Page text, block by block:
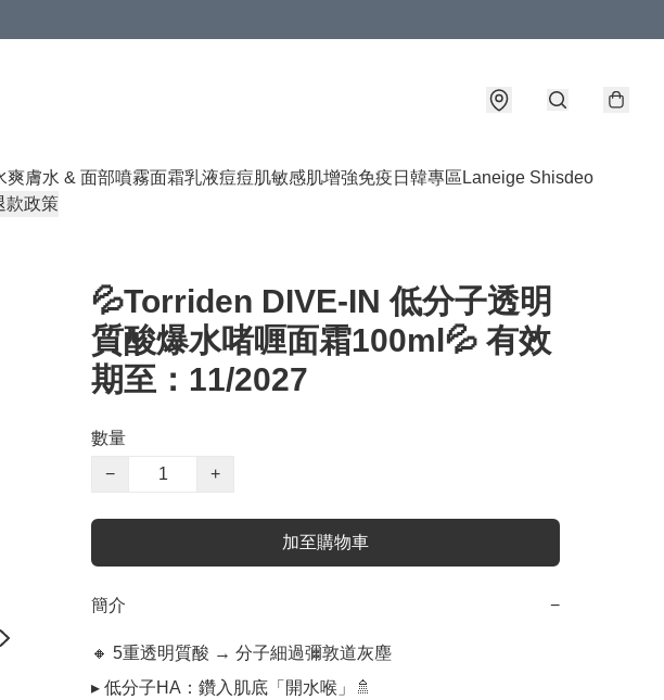
爽膚水 & 面部噴霧面霜乳液痘痘肌敏感肌增強免疫 日韓專區 Laneige Shisdeo
款政策
💦Torriden DIVE-IN 低分子透明
質酸爆水啫喱面霜100ml💦 有效
期至：11/2027
數量
−
+
加至購物車
簡介 −
🔸 5重透明質酸 → 分子細過彌敦道灰塵
▸ 低分子HA：鑽入肌底「開水喉」🚿